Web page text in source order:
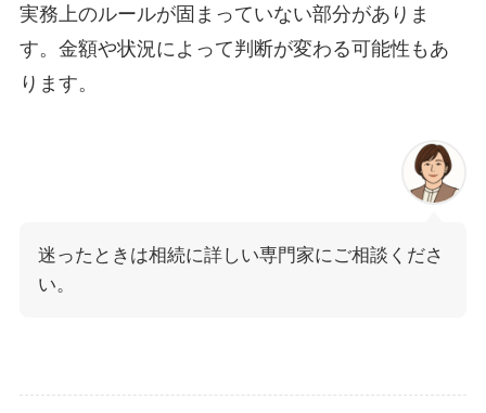
実務上のルールが固まっていない部分がありま
す。金額や状況によって判断が変わる可能性もあ
ります。
迷ったときは相続に詳しい専門家にご相談くださ
い。